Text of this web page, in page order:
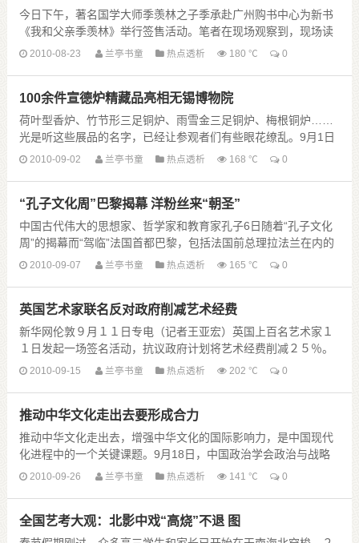
今日下午，著名国学大师季羡林之子季承赴广州购书中心为新书
《我和父亲季羡林》举行签售活动。笔者在现场观察到，现场读
者以年长者的居多，多希望了解季羡林大师。谈及父亲......
2010-08-23 兰亭书童 热点透析 180 ℃ 0
100余件宣德炉精藏品亮相无锡博物院
荷叶型香炉、竹节形三足铜炉、雨雪金三足铜炉、梅根铜炉……
光是听这些展品的名字，已经让参观者们有些眼花缭乱。9月1日
上午，由苏州博物馆和无锡博物院共同主办的“宣炉......
2010-09-02 兰亭书童 热点透析 168 ℃ 0
“孔子文化周”巴黎揭幕 洋粉丝来“朝圣”
中国古代伟大的思想家、哲学家和教育家孔子6日随着“孔子文化
周”的揭幕而“驾临”法国首都巴黎，包括法国前总理拉法兰在内的
逾千孔子“粉丝”纷纷来到联合国教科文组织总......
2010-09-07 兰亭书童 热点透析 165 ℃ 0
英国艺术家联名反对政府削减艺术经费
新华网伦敦９月１１日专电（记者王亚宏）英国上百名艺术家１
１日发起一场签名活动，抗议政府计划将艺术经费削减２５％。
在签名写给文化大臣杰里米·亨特的一封公开......
2010-09-15 兰亭书童 热点透析 202 ℃ 0
推动中华文化走出去要形成合力
推动中华文化走出去，增强中华文化的国际影响力，是中国现代
化进程中的一个关键课题。9月18日，中国政治学会政治与战略
文化专业委员会、中宣部时事报告杂志社、中华文化......
2010-09-26 兰亭书童 热点透析 141 ℃ 0
全国艺考大观：北影中戏“高烧”不退 图